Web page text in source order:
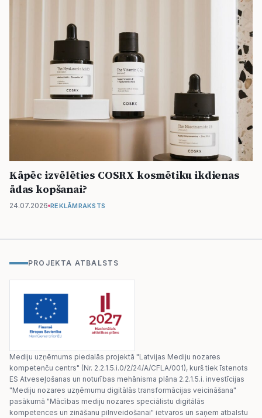
Kāpēc izvēlēties COSRX kosmētiku ikdienas
ādas kopšanai?
24.07.2026 REKLĀMRAKSTS
PROJEKTA ATBALSTS
Mediju uzņēmums piedalās projektā "Latvijas Mediju nozares
kompetenču centrs" (Nr. 2.2.1.5.i.0/2/24/A/CFLA/001), kurš tiek īstenots
ES Atveseļošanas un noturības mehānisma plāna 2.2.1.5.i. investīcijas
"Mediju nozares uzņēmumu digitālās transformācijas veicināšana"
pasākumā "Mācības mediju nozares speciālistu digitālās
kompetences un zināšanu pilnveidošanai" ietvaros un saņem atbalstu